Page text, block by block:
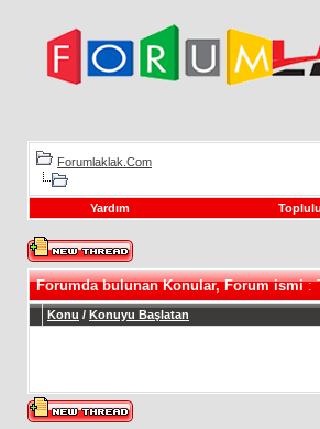
Forumlaklak.Com
Yardım
Forumda bulunan Konular, Forum ismi:
Konu / Konuyu Başlatan